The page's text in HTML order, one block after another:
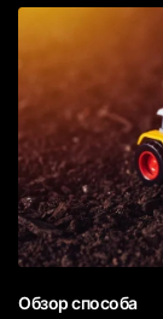
Обзор способа